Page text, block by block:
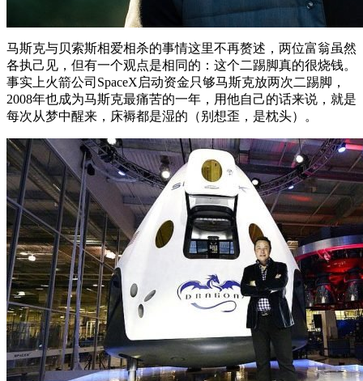
马斯克与贝索斯相爱相杀的事情这里不再赘述，两位富翁虽然
各执己见，但有一个观点是相同的：这个二踢脚真的很烧钱。
事实上火箭公司SpaceX启动资金只够马斯克放两次二踢脚，
2008年也成为马斯克最痛苦的一年，用他自己的话来说，就是
每次从梦中醒来，床褥都是湿的（别想歪，是枕头）。